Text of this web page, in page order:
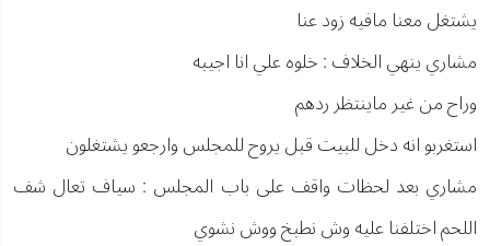
يشتغل معنا مافيه زود عنا
مشاري ينهي الخلاف : خلوه علي انا اجيبه
وراح من غير ماينتظر ردهم
استغربو انه دخل للبيت قبل يروح للمجلس وارجعو يشتغلون
مشاري بعد لحظات واقف على باب المجلس : سياف تعال شف
اللحم اختلفنا عليه وش نطبخ ووش نشوي